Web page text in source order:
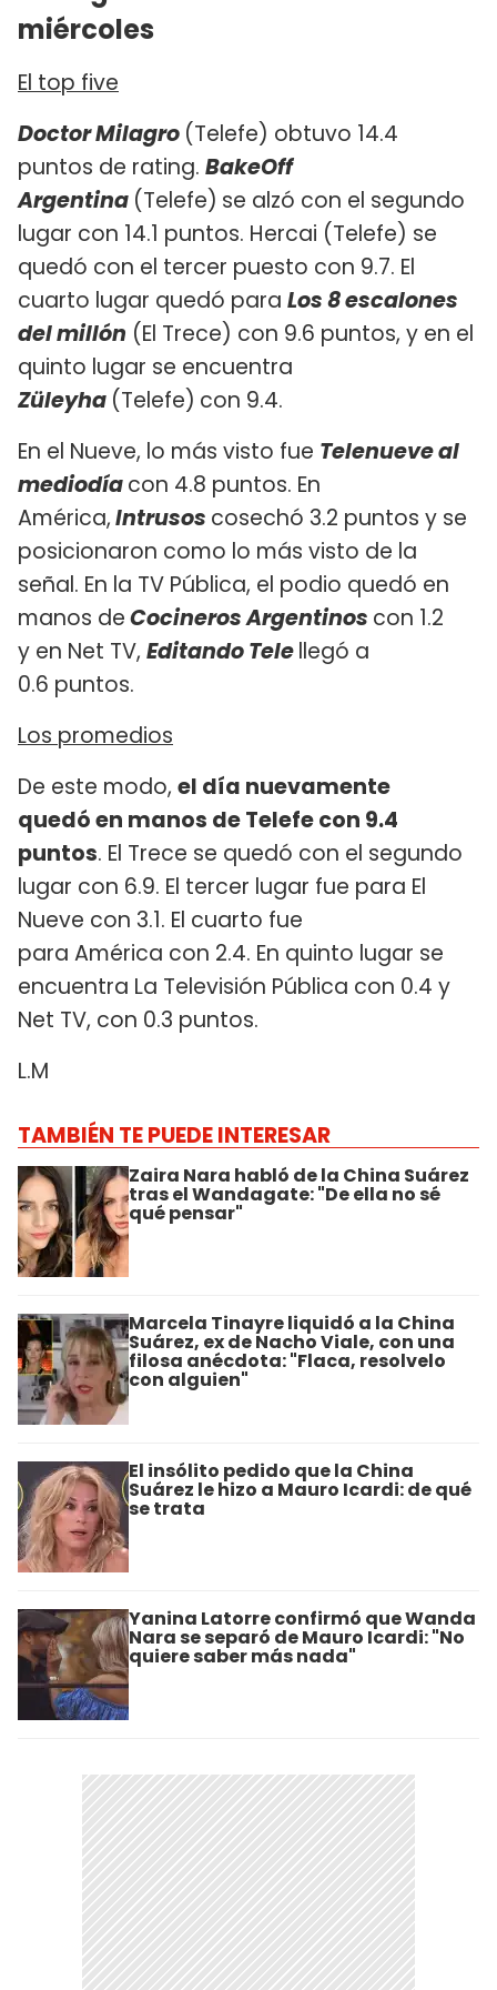
miércoles
El top five
Doctor Milagro (Telefe) obtuvo 14.4
puntos de rating. BakeOff
Argentina (Telefe) se alzó con el segundo
lugar con 14.1 puntos. Hercai (Telefe) se
quedó con el tercer puesto con 9.7. El
cuarto lugar quedó para Los 8 escalones
del millón (El Trece) con 9.6 puntos, y en el
quinto lugar se encuentra ​
Züleyha (Telefe) con 9.4.
En el Nueve, lo más visto fue Telenueve al
mediodíacon 4.8 puntos. En
América,Intrusos cosechó 3.2 puntos y se
posicionaron como lo más visto de la
señal. En la TV Pública, el podio quedó en
manos deCocineros Argentinos con 1.2
y en Net TV, Editando Telellegó a
0.6 puntos.
Los promedios
De este modo, el día nuevamente
quedó en manos de Telefe con 9.4
puntos. El Trece se quedó con el segundo
lugar con 6.9. El tercer lugar fue para El
Nueve con 3.1. El cuarto fue
para América con 2.4. En quinto lugar se
encuentra La Televisión Pública con 0.4 y
Net TV, con 0.3 puntos.
L.M
TAMBIÉN TE PUEDE INTERESAR
Zaira Nara habló de la China Suárez
tras el Wandagate: "De ella no sé
qué pensar"
Marcela Tinayre liquidó a la China
Suárez, ex de Nacho Viale, con una
filosa anécdota: "Flaca, resolvelo
con alguien"
El insólito pedido que la China
Suárez le hizo a Mauro Icardi: de qué
se trata
Yanina Latorre confirmó que Wanda
Nara se separó de Mauro Icardi: "No
quiere saber más nada"